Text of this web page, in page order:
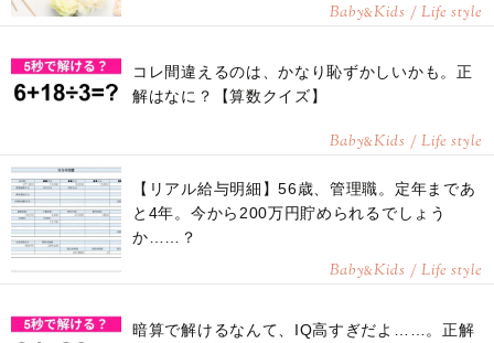
Baby&Kids / Life style
コレ間違えるのは、かなり恥ずかしいかも。正
解はなに？【算数クイズ】
Baby&Kids / Life style
【リアル給与明細】56歳、管理職。定年まであ
と4年。今から200万円貯められるでしょう
か……？
Baby&Kids / Life style
暗算で解けるなんて、IQ高すぎだよ……。正解